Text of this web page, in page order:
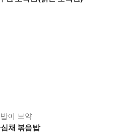
밥이 보약
채 볶음밥